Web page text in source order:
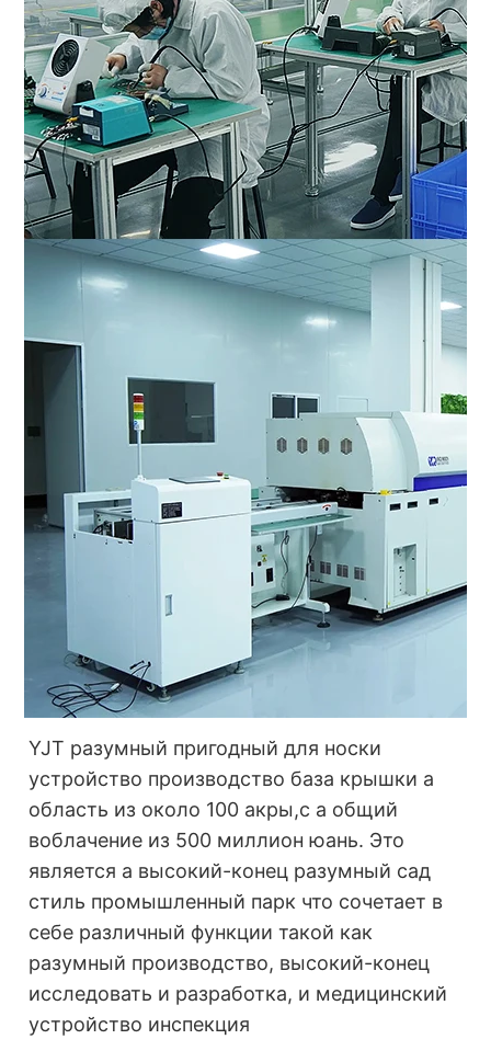
YJT разумный пригодный для носки
устройство производство база крышки а
область из около 100 акры,с a общий
воблачение из 500 миллион юань. Это
является a высокий-конец разумный сад
стиль промышленный парк что сочетает в
себе различный функции такой как
разумный производство, высокий-конец
исследовать и разработка, и медицинский
устройство инспекция